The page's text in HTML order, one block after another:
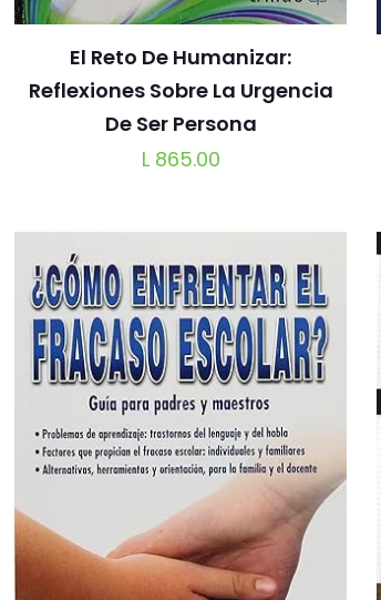
El Reto De Humanizar:
Reflexiones Sobre La Urgencia
De Ser Persona
L865.00